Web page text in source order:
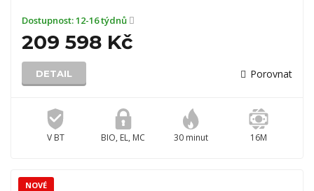
Dostupnost:12-16 týdnů
209 598 Kč
DETAIL Porovnat
V BT BIO, EL, MC 30 minut 16M
NOVÉ